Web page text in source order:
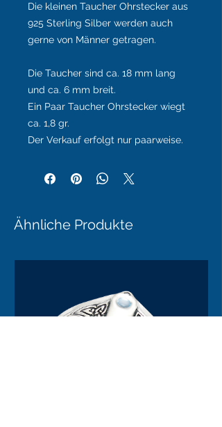
Die kleinen Taucher Ohrstecker aus
925 Sterling Silber werden auch
gerne von Männer getragen.
Die Taucher sind ca. 18 mm lang
und ca. 6 mm breit.
Ein Paar Taucher Ohrstecker wiegt
ca. 1,8 gr.
Der Verkauf erfolgt nur paarweise.
Ähnliche Produkte